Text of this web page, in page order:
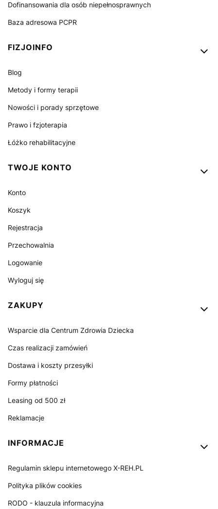
Dofinansowania dla osób niepełnosprawnych
Baza adresowa PCPR
FIZJOINFO
Blog
Metody i formy terapii
Nowości i porady sprzętowe
Prawo i fzjoterapia
Łóżko rehabilitacyjne
TWOJE KONTO
Konto
Koszyk
Rejestracja
Przechowalnia
Logowanie
Wyloguj się
ZAKUPY
Wsparcie dla Centrum Zdrowia Dziecka
Czas realizacji zamówień
Dostawa i koszty przesyłki
Formy płatności
Leasing od 500 zł
Reklamacje
INFORMACJE
Regulamin sklepu internetowego X-REH.PL
Polityka plików cookies
RODO - klauzula informacyjna